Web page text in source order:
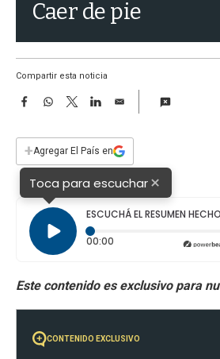
Caer de pie
Compartir esta noticia
F
e
b
o
o
W
s
p
p
T
w
t
r
L
I
n
E
i
l
+Agregar El País en
Toca para escuchar×
ESCUCHÁ EL RESUMEN
00:00 Tiempo transcurrido:
CONTENIDO EXCLUSIVO